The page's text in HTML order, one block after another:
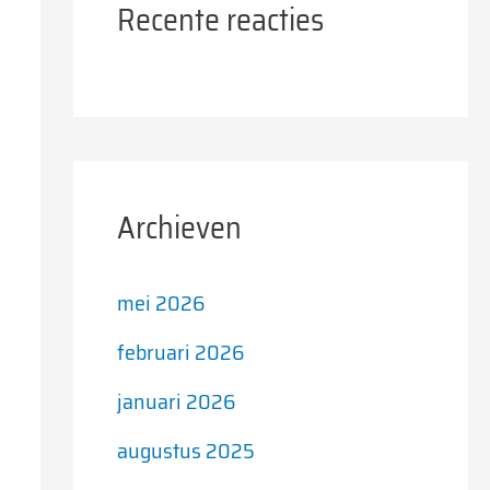
Recente reacties
Archieven
mei 2026
februari 2026
januari 2026
augustus 2025